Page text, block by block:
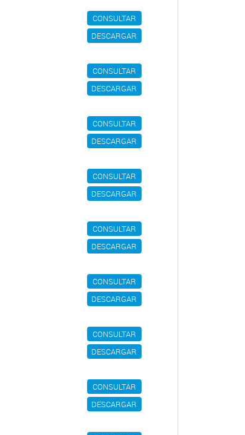
CONSULTAR
DESCARGAR
CONSULTAR
DESCARGAR
CONSULTAR
DESCARGAR
CONSULTAR
DESCARGAR
CONSULTAR
DESCARGAR
CONSULTAR
DESCARGAR
CONSULTAR
DESCARGAR
CONSULTAR
DESCARGAR